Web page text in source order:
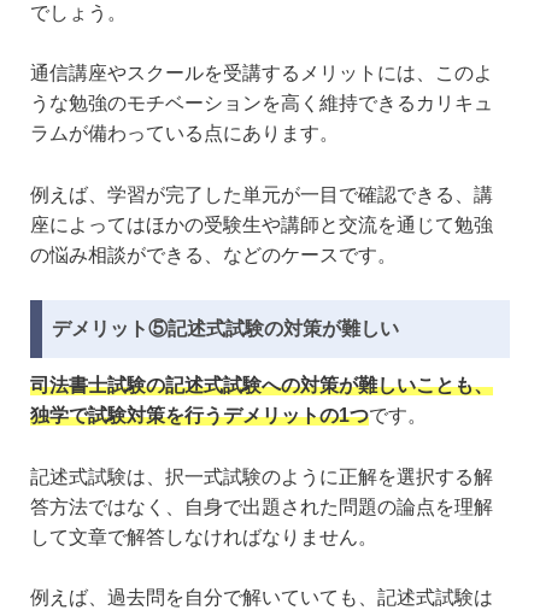
でしょう。
通信講座やスクールを受講するメリットには、このよ
うな勉強のモチベーションを高く維持できるカリキュ
ラムが備わっている点にあります。
例えば、学習が完了した単元が一目で確認できる、講
座によってはほかの受験生や講師と交流を通じて勉強
の悩み相談ができる、などのケースです。
デメリット⑤記述式試験の対策が難しい
司法書士試験の記述式試験への対策が難しいことも、
独学で試験対策を行うデメリットの1つです。
記述式試験は、択一式試験のように正解を選択する解
答方法ではなく、自身で出題された問題の論点を理解
して文章で解答しなければなりません。
例えば、過去問を自分で解いていても、記述式試験は